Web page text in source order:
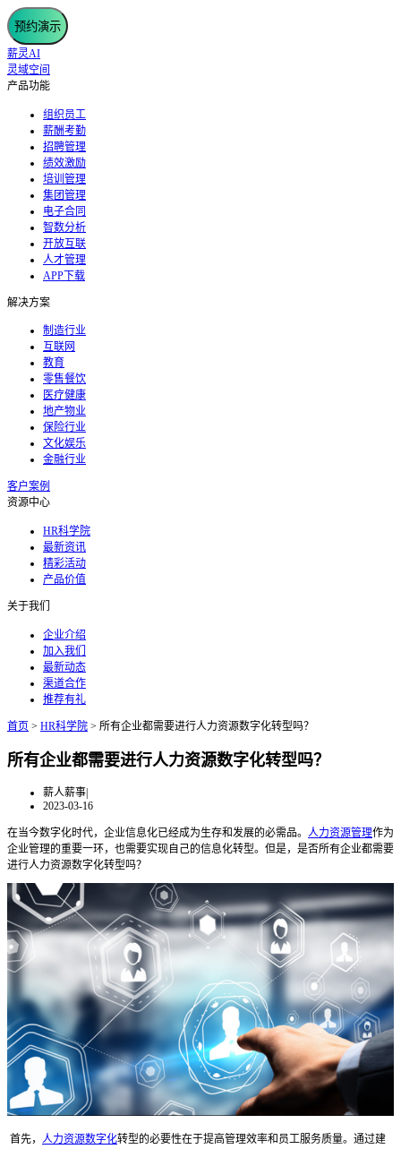
预约演示
薪灵AI
灵域空间
产品功能
组织员工
薪酬考勤
招聘管理
绩效激励
培训管理
集团管理
电子合同
智数分析
开放互联
人才管理
APP下载
解决方案
制造行业
互联网
教育
零售餐饮
医疗健康
地产物业
保险行业
文化娱乐
金融行业
客户案例
资源中心
HR科学院
最新资讯
精彩活动
产品价值
关于我们
企业介绍
加入我们
最新动态
渠道合作
推荐有礼
首页 > HR科学院 > 所有企业都需要进行人力资源数字化转型吗？
所有企业都需要进行人力资源数字化转型吗？
薪人薪事|
2023-03-16
在当今数字化时代，企业信息化已经成为生存和发展的必需品。 人力资源管理作为
企业管理的重要一环，也需要实现自己的信息化转型。但是，是否所有企业都需要
进行人力资源数字化转型吗？
首先， 人力资源数字化转型的必要性在于提高管理效率和员工服务质量。通过建